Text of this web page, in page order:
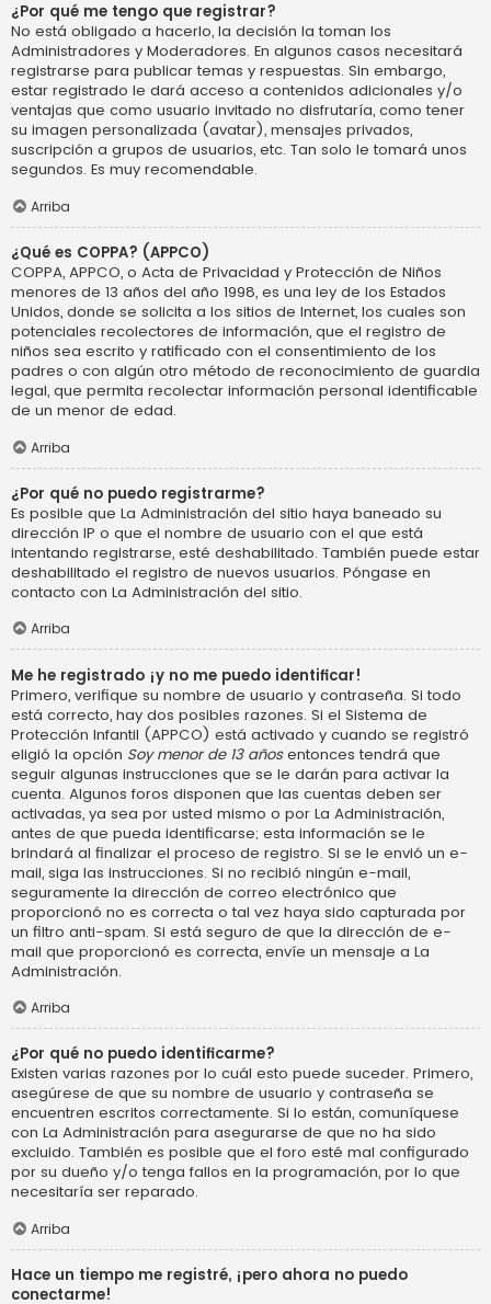
¿Por qué me tengo que registrar?
No está obligado a hacerlo, la decisión la toman los
Administradores y Moderadores. En algunos casos necesitará
registrarse para publicar temas y respuestas. Sin embargo,
estar registrado le dará acceso a contenidos adicionales y/o
ventajas que como usuario invitado no disfrutaría, como tener
su imagen personalizada (avatar), mensajes privados,
suscripción a grupos de usuarios, etc. Tan solo le tomará unos
segundos. Es muy recomendable.
Arriba
¿Qué es COPPA? (APPCO)
COPPA, APPCO, o Acta de Privacidad y Protección de Niños
menores de 13 años del año 1998, es una ley de los Estados
Unidos, donde se solicita a los sitios de Internet, los cuales son
potenciales recolectores de información, que el registro de
niños sea escrito y ratificado con el consentimiento de los
padres o con algún otro método de reconocimiento de guardia
legal, que permita recolectar información personal identificable
de un menor de edad.
Arriba
¿Por qué no puedo registrarme?
Es posible que La Administración del sitio haya baneado su
dirección IP o que el nombre de usuario con el que está
intentando registrarse, esté deshabilitado. También puede estar
deshabilitado el registro de nuevos usuarios. Póngase en
contacto con La Administración del sitio.
Arriba
Me he registrado ¡y no me puedo identificar!
Primero, verifique su nombre de usuario y contraseña. Si todo
está correcto, hay dos posibles razones. Si el Sistema de
Protección Infantil (APPCO) está activado y cuando se registró
eligió la opción Soy menor de 13 añosentonces tendrá que
seguir algunas instrucciones que se le darán para activar la
cuenta. Algunos foros disponen que las cuentas deben ser
activadas, ya sea por usted mismo o por La Administración,
antes de que pueda identificarse; esta información se le
brindará al finalizar el proceso de registro. Si se le envió un e-
mail, siga las instrucciones. Si no recibió ningún e-mail,
seguramente la dirección de correo electrónico que
proporcionó no es correcta o tal vez haya sido capturada por
un filtro anti-spam. Si está seguro de que la dirección de e-
mail que proporcionó es correcta, envíe un mensaje a La
Administración.
Arriba
¿Por qué no puedo identificarme?
Existen varias razones por lo cuál esto puede suceder. Primero,
asegúrese de que su nombre de usuario y contraseña se
encuentren escritos correctamente. Si lo están, comuníquese
con La Administración para asegurarse de que no ha sido
excluido. También es posible que el foro esté mal configurado
por su dueño y/o tenga fallos en la programación, por lo que
necesitaría ser reparado.
Arriba
Hace un tiempo me registré, ¡pero ahora no puedo
conectarme!